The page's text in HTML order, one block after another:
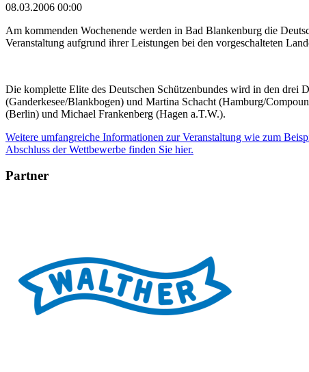
08.03.2006 00:00
Am kommenden Wochenende werden in Bad Blankenburg die
Veranstaltung aufgrund ihrer Leistungen bei den vorgeschalteten
Die komplette Elite des Deutschen Schützenbundes wird in den drei
(Ganderkesee/Blankbogen) und Martina Schacht (Hamburg/
(Berlin) und Michael Frankenberg (Hagen a.T.W.).
Weitere umfangreiche Informationen zur Veranstaltung wie zum
Abschluss der Wettbewerbe finden Sie hier.
Partner